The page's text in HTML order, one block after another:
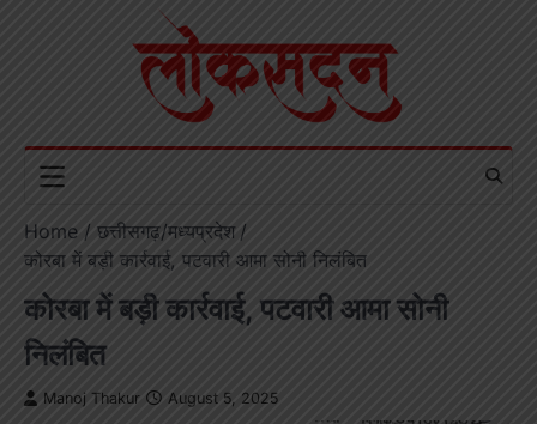
Home
छत्तीसगढ़/मध्यप्रदेश
कोरबा में बड़ी कार्रवाई, पटवारी आमा सोनी निलंबित
कोरबा में बड़ी कार्रवाई, पटवारी आमा सोनी
निलंबित
Manoj Thakur August 5, 2025